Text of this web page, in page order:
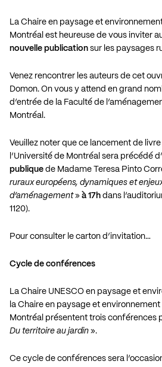
La Chaire en paysage et
Montréal est heureuse de vous inviter
nouvelle publication sur les paysages
Venez rencontrer les auteurs de cet
Domon. On vous y attend en grand
d’entrée de la Faculté de
Montréal.
Veuillez noter que ce lancement de
l’Université de Montréal sera précédé
publique de Madame Teresa Pinto
ruraux européens, dynamiques et
d’aménagement» à 17h dans
1120).
Pour consulter le carton d’invitation…
Cycle de conférences
La Chaire UNESCO en paysage et
la Chaire en paysage et environnement
Montréal présentent trois conférences
Du territoire au jardin ».
Ce cycle de conférences sera